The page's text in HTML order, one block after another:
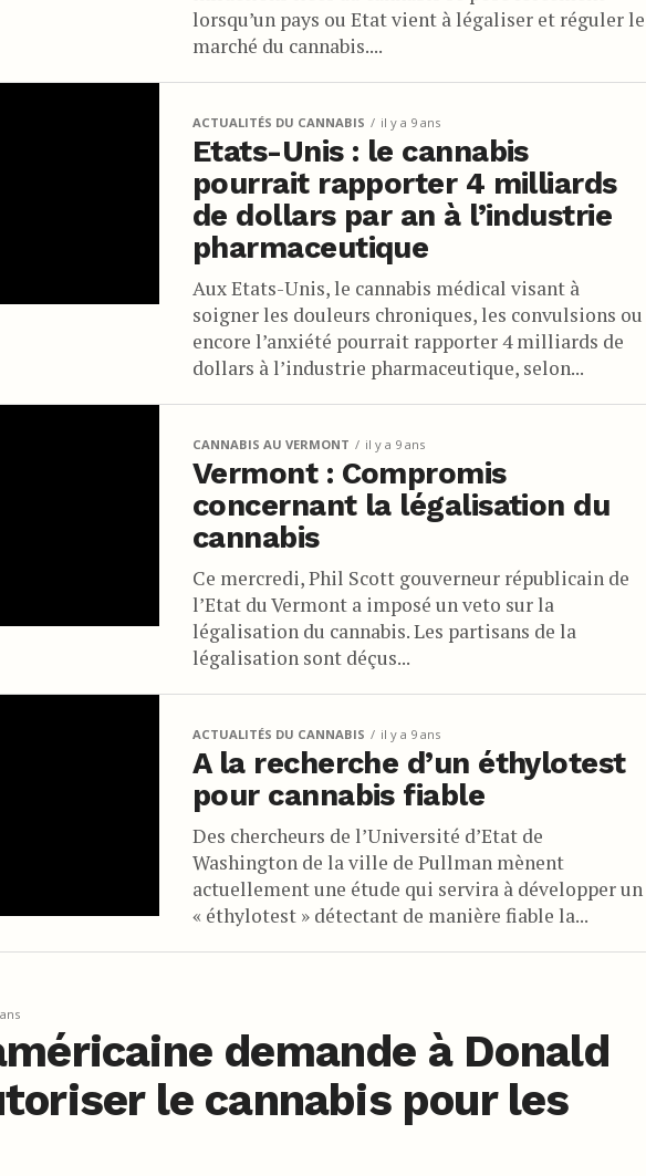
lorsqu’un pays ou Etat vient à légaliser et réguler le
marché du cannabis....
ACTUALITÉS DU CANNABIS il y a 9 ans
Etats-Unis : le cannabis
pourrait rapporter 4 milliards
de dollars par an à l’industrie
pharmaceutique
Aux Etats-Unis, le cannabis médical visant à
soigner les douleurs chroniques, les convulsions ou
encore l’anxiété pourrait rapporter 4 milliards de
dollars à l’industrie pharmaceutique, selon...
CANNABIS AU VERMONT il y a 9 ans
Vermont : Compromis
concernant la légalisation du
cannabis
Ce mercredi, Phil Scott gouverneur républicain de
l’Etat du Vermont a imposé un veto sur la
légalisation du cannabis. Les partisans de la
légalisation sont déçus...
ACTUALITÉS DU CANNABIS il y a 9 ans
A la recherche d’un éthylotest
pour cannabis fiable
Des chercheurs de l’Université d’Etat de
Washington de la ville de Pullman mènent
actuellement une étude qui servira à développer un
« éthylotest » détectant de manière fiable la...
demande à Donald
le cannabis pour les